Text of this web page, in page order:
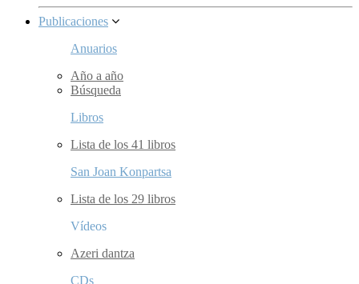
Publicaciones
Anuarios
Año a año
Búsqueda
Libros
Lista de los 41 libros
San Joan Konpartsa
Lista de los 29 libros
Vídeos
Azeri dantza
CDs